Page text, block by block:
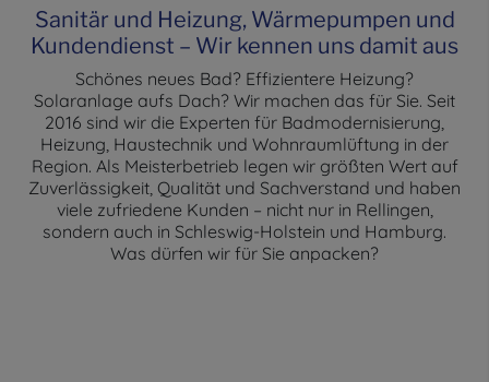
Sanitär und Heizung, Wärmepumpen und
Kundendienst – Wir kennen uns damit aus
Schönes neues Bad? Effizientere Heizung?
Solaranlage aufs Dach? Wir machen das für Sie. Seit
2016 sind wir die Experten für Badmodernisierung,
Heizung, Haustechnik und Wohnraumlüftung in der
Region. Als Meisterbetrieb legen wir größten Wert auf
Zuverlässigkeit, Qualität und Sachverstand und haben
viele zufriedene Kunden – nicht nur in Rellingen,
sondern auch in Schleswig-Holstein und Hamburg.
Was dürfen wir für Sie anpacken?